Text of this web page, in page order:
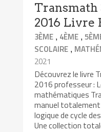
2016 Livre
3ÈME , 4ÈME ,
SCOLAIRE ,
2021
Découvrez le livre
2016 professeur :
mathématiques
manuel totalement
logique de cycle
Une collection